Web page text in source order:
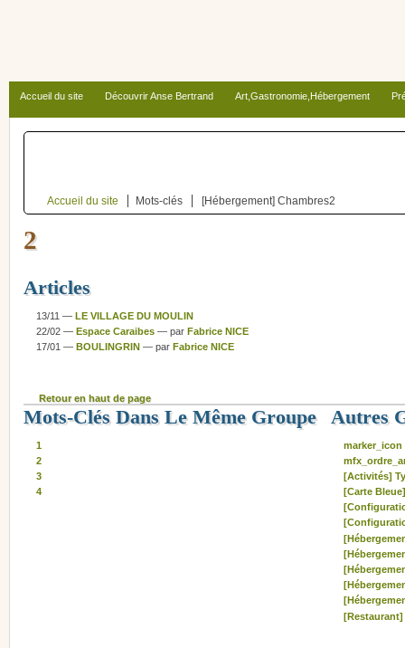
Accueil du site Découvrir Anse Bertrand Art,Gastronomie,Hébergement
Autour d’Anse Bertrand
Accueil du site Mots-clés [Hébergement] Chambres2
2
Articles
13/11 — LE VILLAGE DU MOULIN
22/02 — Espace Caraibes — par Fabrice NICE
17/01 — BOULINGRIN — par Fabrice NICE
Retour en haut de page
Mots-Clés Dans Le Même Groupe
1
2
3
4
Autres
marker_icon
[Activités]
[Carte
[Restaurant]